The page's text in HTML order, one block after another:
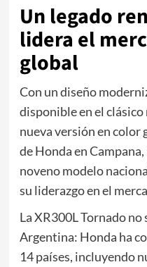
Un legado
lidera el
global
Con un diseño
disponible en el
nueva versión en color
de Honda en
noveno modelo
su liderazgo en el
La XR300L Tornado
Argentina: Honda ha
14 países, incluyendo